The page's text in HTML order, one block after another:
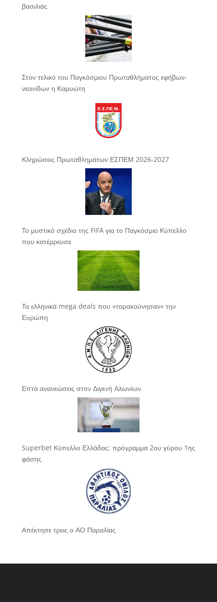
βασιλιάς
Στον τελικό του Παγκόσμιου Πρωταθλήματος εφήβων-
νεανίδων η Καρυώτη
Κληρώσεις Πρωταθλημάτων ΕΣΠΕΜ 2026-2027
Το μυστικό σχέδιο της FIFA για το Παγκόσμιο Κύπελλο
που κατέρρευσε
Τα ελληνικά mega deals που «ταρακούνησαν» την
Ευρώπη
Επτά ανανεώσεις στον Διγενή Αλωνίων
Superbet Κύπελλο Ελλάδας: πρόγραμμα 2ου γύρου 1ης
φάσης
Απέκτησε τρεις ο ΑΟ Παραλίας